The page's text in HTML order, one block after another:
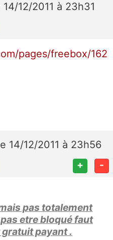
14/12/2011 à 23h31
pages/freebox/162
14/12/2011 à 23h56
+ -
pas totalement
etre bloqué faut
payant .